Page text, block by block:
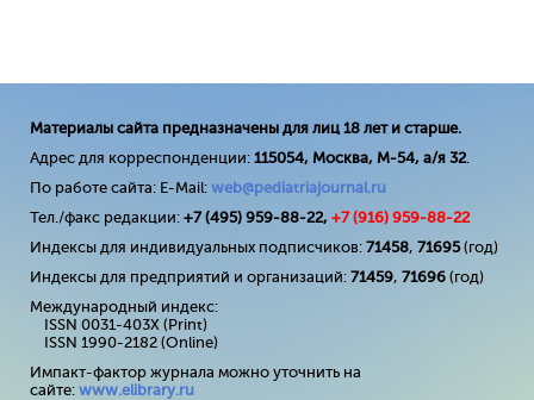
Материалы сайта предназначены для лиц 18 лет и старше.
Адрес для корреспонденции: 115054, Москва, М-54, а/я 32.
По работе сайта: E-Mail: web@pediatriajournal.ru
Тел./факс редакции: +7 (495) 959-88-22, +7 (916) 959-88-22
Индексы для индивидуальных подписчиков: 71458, 71695(год)
Индексы для предприятий и организаций: 71459, 71696 (год)
Международный индекс:
ISSN 0031-403X (Print)
ISSN 1990-2182 (Online)
Импакт-фактор журнала можно уточнить на
сайте: www.elibrary.ru